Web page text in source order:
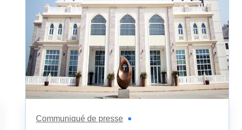
Communiqué de presse